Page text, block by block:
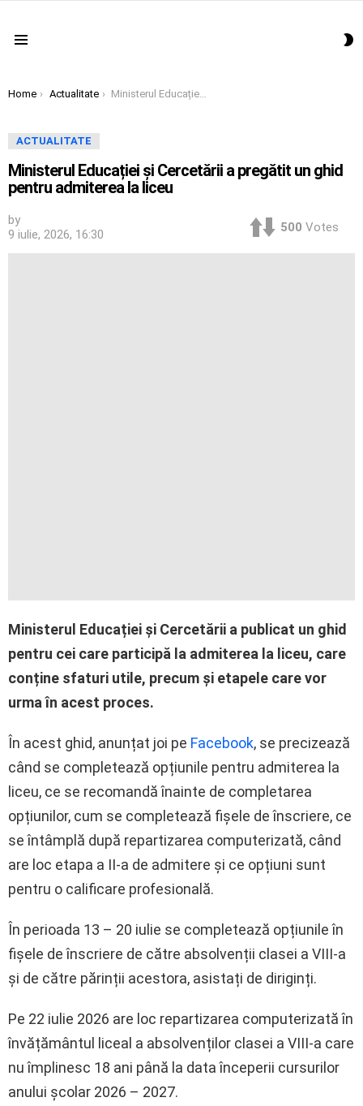
You are here:
Home Actualitate Ministerul Educației și Cercetării a pregătit un ghid pentru admiterea la liceu
ACTUALITATE
Ministerul Educației și Cercetării a pregătit un ghid
pentru admiterea la liceu
by
9 iulie, 2026, 16:30
500 Votes
Ministerul Educației și Cercetării a publicat un ghid
pentru cei care participă la admiterea la liceu, care
conține sfaturi utile, precum și etapele care vor
urma în acest proces.
În acest ghid, anunțat joi pe Facebook, se precizează
când se completează opțiunile pentru admiterea la
liceu, ce se recomandă înainte de completarea
opțiunilor, cum se completează fișele de înscriere, ce
se întâmplă după repartizarea computerizată, când
are loc etapa a II-a de admitere și ce opțiuni sunt
pentru o calificare profesională.
În perioada 13 – 20 iulie se completează opțiunile în
fișele de înscriere de către absolvenții clasei a VIII-a
și de către părinții acestora, asistați de diriginți.
Pe 22 iulie 2026 are loc repartizarea computerizată în
învățământul liceal a absolvenților clasei a VIII-a care
nu împlinesc 18 ani până la data începerii cursurilor
anului școlar 2026 – 2027.